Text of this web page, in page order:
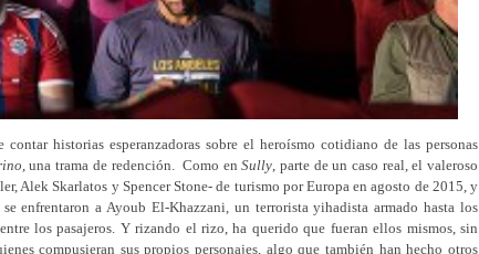
historias esperanzadoras sobre el heroísmo cotidiano de las personas
, una trama de redención. Como enSully , parte de un caso real, el valeroso
Alek Skarlatos y Spencer Stone- de turismo por Europa en agosto de 2015, y
enfrentaron a Ayoub El-Khazzani, un terrorista yihadista armado hasta los
los pasajeros. Y rizando el rizo, ha querido que fueran ellos mismos, sin
compusieran sus propios personajes, algo que también han hecho otros